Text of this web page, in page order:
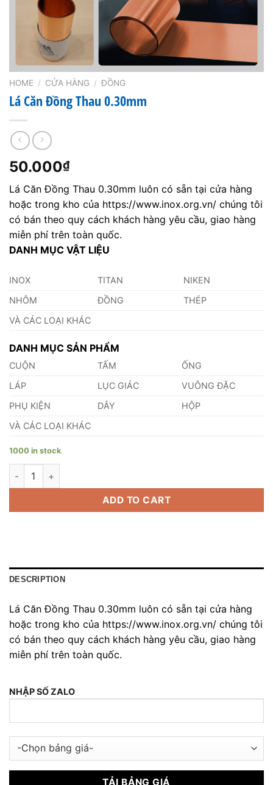
HOME / CỬA HÀNG / ĐỒNG
Lá Căn Đồng Thau 0.30mm
50.000₫
Lá Căn Đồng Thau 0.30mm luôn có sẵn tại cửa hàng
hoặc trong kho của https://www.inox.org.vn/ chúng tôi
có bán theo quy cách khách hàng yêu cầu, giao hàng
miễn phí trên toàn quốc.
DANH MỤC VẬT LIỆU
INOX TITAN
NIKEN
NHÔM
ĐỒNG
THÉP
VÀ CÁC LOẠI KHÁC
DANH MỤC SẢN PHẨM
CUỘN TẤM
ỐNG
LÁP
LỤC GIÁC
VUÔNG ĐẶC
PHỤ KIỆN
DÂY
HỘP
VÀ CÁC LOẠI KHÁC
1000 in stock
Lá Căn Đồng Thau 0.30mm quantity
ADD TO CART
DESCRIPTION
Lá Căn Đồng Thau 0.30mm luôn có sẵn tại cửa hàng
hoặc trong kho của https://www.inox.org.vn/ chúng tôi
có bán theo quy cách khách hàng yêu cầu, giao hàng
miễn phí trên toàn quốc.
NHẬP SỐ ZALO